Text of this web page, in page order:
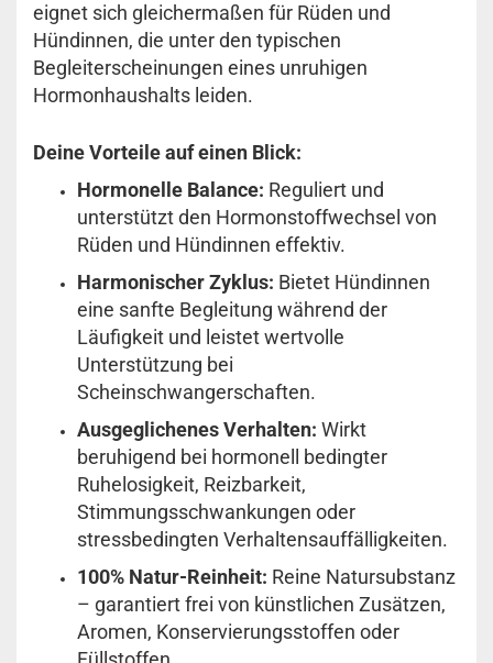
eignet sich gleichermaßen für Rüden und
Hündinnen, die unter den typischen
Begleiterscheinungen eines unruhigen
Hormonhaushalts leiden.
Deine Vorteile auf einen Blick:
Hormonelle Balance: Reguliert und
unterstützt den Hormonstoffwechsel von
Rüden und Hündinnen effektiv.
Harmonischer Zyklus: Bietet Hündinnen
eine sanfte Begleitung während der
Läufigkeit und leistet wertvolle
Unterstützung bei
Scheinschwangerschaften.
Ausgeglichenes Verhalten: Wirkt
beruhigend bei hormonell bedingter
Ruhelosigkeit, Reizbarkeit,
Stimmungsschwankungen oder
stressbedingten Verhaltensauffälligkeiten.
100% Natur-Reinheit: Reine Natursubstanz
– garantiert frei von künstlichen Zusätzen,
Aromen, Konservierungsstoffen oder